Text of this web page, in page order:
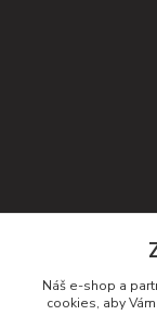
+420 732 552
Náš e-shop a
cookies, aby